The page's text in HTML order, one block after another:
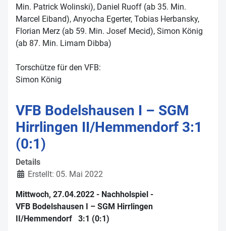
Min. Patrick Wolinski), Daniel Ruoff (ab 35. Min.
Marcel Eiband), Anyocha Egerter, Tobias Herbansky,
Florian Merz (ab 59. Min. Josef Mecid), Simon König
(ab 87. Min. Limam Dibba)
Torschütze für den VFB:
Simon König
VFB Bodelshausen I – SGM
Hirrlingen II/Hemmendorf 3:1
(0:1)
Details
Erstellt: 05. Mai 2022
Mittwoch, 27.04.2022 - Nachholspiel -
VFB Bodelshausen I – SGM Hirrlingen
II/Hemmendorf 3:1 (0:1)